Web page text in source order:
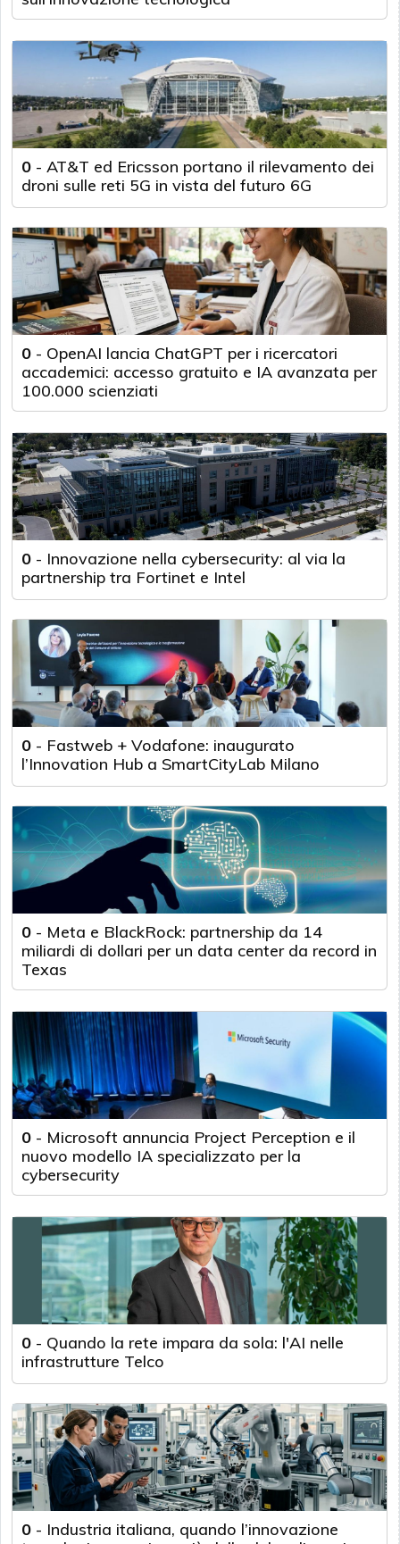
0 - AT&T ed Ericsson portano il rilevamento dei
droni sulle reti 5G in vista del futuro 6G
0 - OpenAI lancia ChatGPT per i ricercatori
accademici: accesso gratuito e IA avanzata per
100.000 scienziati
0 - Innovazione nella cybersecurity: al via la
partnership tra Fortinet e Intel
0 - Fastweb + Vodafone: inaugurato
l’Innovation Hub a SmartCityLab Milano
0 - Meta e BlackRock: partnership da 14
miliardi di dollari per un data center da record in
Texas
0 - Microsoft annuncia Project Perception e il
nuovo modello IA specializzato per la
cybersecurity
0 - Quando la rete impara da sola: l'AI nelle
infrastrutture Telco
0 - Industria italiana, quando l’innovazione